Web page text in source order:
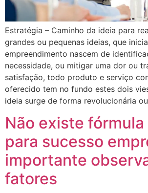
Estratégia – Caminho da ideia para
grandes ou pequenas ideias, que
empreendimento nascem de
necessidade, ou mitigar uma dor ou
satisfação, todo produto e serviço
oferecido tem no fundo estes dois
ideia surge de forma revolucionária
Não existe fórmula
para sucesso
importante
fatores